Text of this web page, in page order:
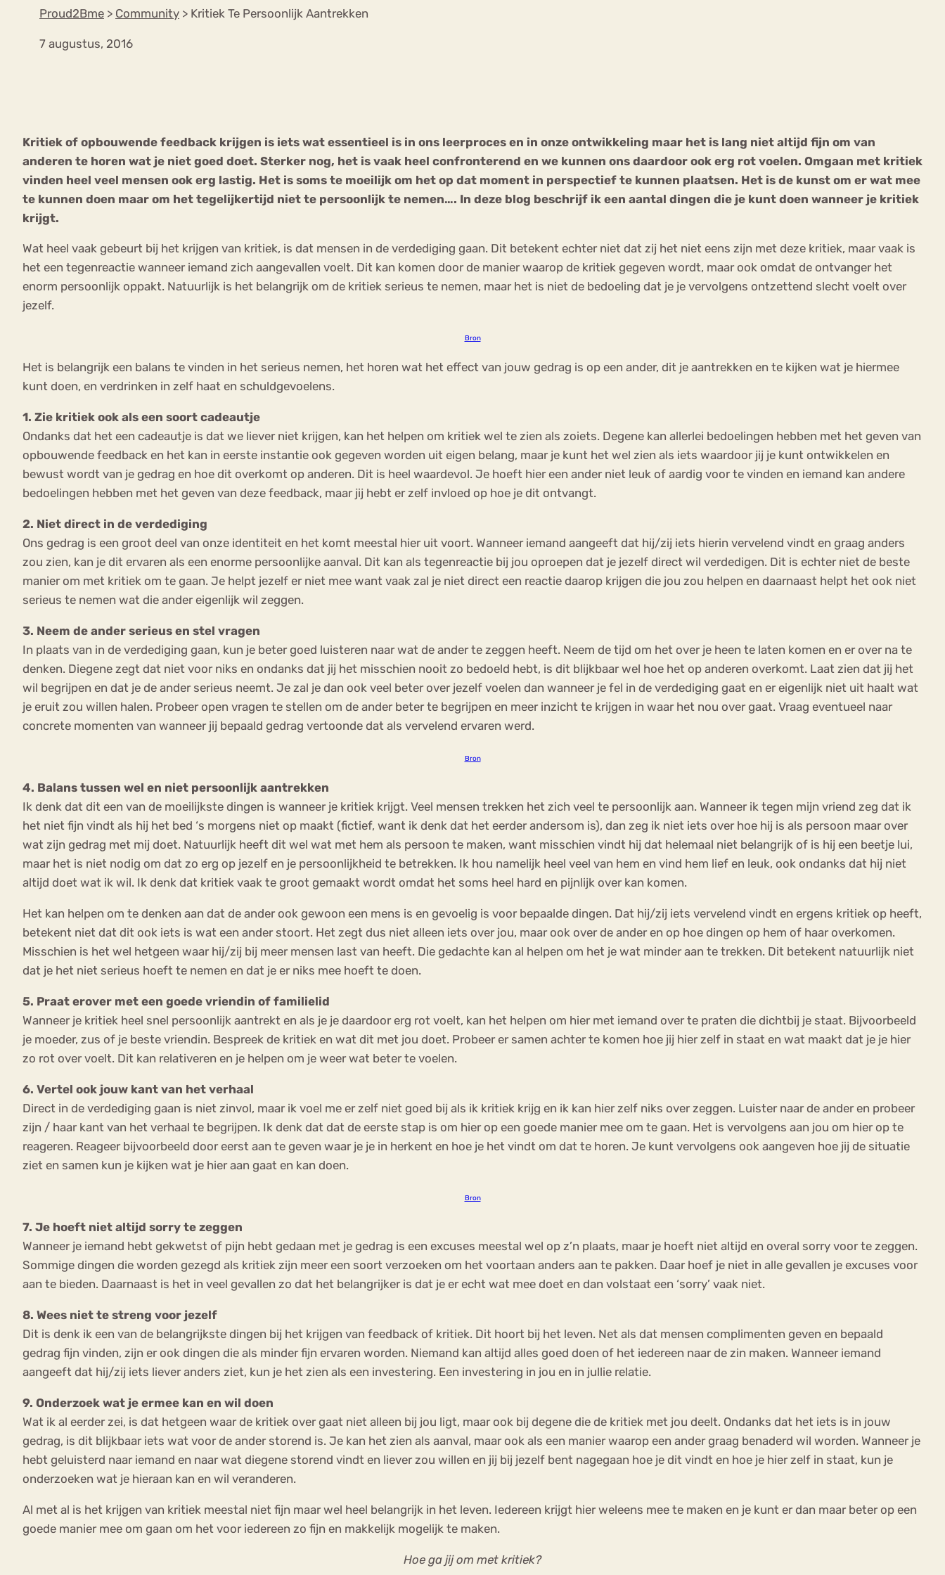
Proud2Bme > Community > Kritiek Te Persoonlijk Aantrekken
7 augustus, 2016
Kritiek of opbouwende feedback krijgen is iets wat essentieel is in ons leerproces en in onze ontwikkeling maar het is lang niet altijd fijn om van
anderen te horen wat je niet goed doet. Sterker nog, het is vaak heel confronterend en we kunnen ons daardoor ook erg rot voelen. Omgaan met kritiek
vinden heel veel mensen ook erg lastig. Het is soms te moeilijk om het op dat moment in perspectief te kunnen plaatsen. Het is de kunst om er wat mee
te kunnen doen maar om het tegelijkertijd niet te persoonlijk te nemen…. In deze blog beschrijf ik een aantal dingen die je kunt doen wanneer je kritiek
krijgt.
Wat heel vaak gebeurt bij het krijgen van kritiek, is dat mensen in de verdediging gaan. Dit betekent echter niet dat zij het niet eens zijn met deze kritiek, maar vaak is
het een tegenreactie wanneer iemand zich aangevallen voelt. Dit kan komen door de manier waarop de kritiek gegeven wordt, maar ook omdat de ontvanger het
enorm persoonlijk oppakt. Natuurlijk is het belangrijk om de kritiek serieus te nemen, maar het is niet de bedoeling dat je je vervolgens ontzettend slecht voelt over
jezelf.
Bron
Het is belangrijk een balans te vinden in het serieus nemen, het horen wat het effect van jouw gedrag is op een ander, dit je aantrekken en te kijken wat je hiermee
kunt doen, en verdrinken in zelf haat en schuldgevoelens.
1. Zie kritiek ook als een soort cadeautje
Ondanks dat het een cadeautje is dat we liever niet krijgen, kan het helpen om kritiek wel te zien als zoiets. Degene kan allerlei bedoelingen hebben met het geven van
opbouwende feedback en het kan in eerste instantie ook gegeven worden uit eigen belang, maar je kunt het wel zien als iets waardoor jij je kunt ontwikkelen en
bewust wordt van je gedrag en hoe dit overkomt op anderen. Dit is heel waardevol. Je hoeft hier een ander niet leuk of aardig voor te vinden en iemand kan andere
bedoelingen hebben met het geven van deze feedback, maar jij hebt er zelf invloed op hoe je dit ontvangt.
2. Niet direct in de verdediging
Ons gedrag is een groot deel van onze identiteit en het komt meestal hier uit voort. Wanneer iemand aangeeft dat hij/zij iets hierin vervelend vindt en graag anders
zou zien, kan je dit ervaren als een enorme persoonlijke aanval. Dit kan als tegenreactie bij jou oproepen dat je jezelf direct wil verdedigen. Dit is echter niet de beste
manier om met kritiek om te gaan. Je helpt jezelf er niet mee want vaak zal je niet direct een reactie daarop krijgen die jou zou helpen en daarnaast helpt het ook niet
serieus te nemen wat die ander eigenlijk wil zeggen.
3. Neem de ander serieus en stel vragen
In plaats van in de verdediging gaan, kun je beter goed luisteren naar wat de ander te zeggen heeft. Neem de tijd om het over je heen te laten komen en er over na te
denken. Diegene zegt dat niet voor niks en ondanks dat jij het misschien nooit zo bedoeld hebt, is dit blijkbaar wel hoe het op anderen overkomt. Laat zien dat jij het
wil begrijpen en dat je de ander serieus neemt. Je zal je dan ook veel beter over jezelf voelen dan wanneer je fel in de verdediging gaat en er eigenlijk niet uit haalt wat
je eruit zou willen halen. Probeer open vragen te stellen om de ander beter te begrijpen en meer inzicht te krijgen in waar het nou over gaat. Vraag eventueel naar
concrete momenten van wanneer jij bepaald gedrag vertoonde dat als vervelend ervaren werd.
Bron
4. Balans tussen wel en niet persoonlijk aantrekken
Ik denk dat dit een van de moeilijkste dingen is wanneer je kritiek krijgt. Veel mensen trekken het zich veel te persoonlijk aan. Wanneer ik tegen mijn vriend zeg dat ik
het niet fijn vindt als hij het bed ‘s morgens niet op maakt (fictief, want ik denk dat het eerder andersom is), dan zeg ik niet iets over hoe hij is als persoon maar over
wat zijn gedrag met mij doet. Natuurlijk heeft dit wel wat met hem als persoon te maken, want misschien vindt hij dat helemaal niet belangrijk of is hij een beetje lui,
maar het is niet nodig om dat zo erg op jezelf en je persoonlijkheid te betrekken. Ik hou namelijk heel veel van hem en vind hem lief en leuk, ook ondanks dat hij niet
altijd doet wat ik wil. Ik denk dat kritiek vaak te groot gemaakt wordt omdat het soms heel hard en pijnlijk over kan komen.
Het kan helpen om te denken aan dat de ander ook gewoon een mens is en gevoelig is voor bepaalde dingen. Dat hij/zij iets vervelend vindt en ergens kritiek op heeft,
betekent niet dat dit ook iets is wat een ander stoort. Het zegt dus niet alleen iets over jou, maar ook over de ander en op hoe dingen op hem of haar overkomen.
Misschien is het wel hetgeen waar hij/zij bij meer mensen last van heeft. Die gedachte kan al helpen om het je wat minder aan te trekken. Dit betekent natuurlijk niet
dat je het niet serieus hoeft te nemen en dat je er niks mee hoeft te doen.
5. Praat erover met een goede vriendin of familielid
Wanneer je kritiek heel snel persoonlijk aantrekt en als je je daardoor erg rot voelt, kan het helpen om hier met iemand over te praten die dichtbij je staat. Bijvoorbeeld
je moeder, zus of je beste vriendin. Bespreek de kritiek en wat dit met jou doet. Probeer er samen achter te komen hoe jij hier zelf in staat en wat maakt dat je je hier
zo rot over voelt. Dit kan relativeren en je helpen om je weer wat beter te voelen.
6. Vertel ook jouw kant van het verhaal
Direct in de verdediging gaan is niet zinvol, maar ik voel me er zelf niet goed bij als ik kritiek krijg en ik kan hier zelf niks over zeggen. Luister naar de ander en probeer
zijn / haar kant van het verhaal te begrijpen. Ik denk dat dat de eerste stap is om hier op een goede manier mee om te gaan. Het is vervolgens aan jou om hier op te
reageren. Reageer bijvoorbeeld door eerst aan te geven waar je je in herkent en hoe je het vindt om dat te horen. Je kunt vervolgens ook aangeven hoe jij de situatie
ziet en samen kun je kijken wat je hier aan gaat en kan doen.
Bron
7. Je hoeft niet altijd sorry te zeggen
Wanneer je iemand hebt gekwetst of pijn hebt gedaan met je gedrag is een excuses meestal wel op z’n plaats, maar je hoeft niet altijd en overal sorry voor te zeggen.
Sommige dingen die worden gezegd als kritiek zijn meer een soort verzoeken om het voortaan anders aan te pakken. Daar hoef je niet in alle gevallen je excuses voor
aan te bieden. Daarnaast is het in veel gevallen zo dat het belangrijker is dat je er echt wat mee doet en dan volstaat een ‘sorry’ vaak niet.
8. Wees niet te streng voor jezelf
Dit is denk ik een van de belangrijkste dingen bij het krijgen van feedback of kritiek. Dit hoort bij het leven. Net als dat mensen complimenten geven en bepaald
gedrag fijn vinden, zijn er ook dingen die als minder fijn ervaren worden. Niemand kan altijd alles goed doen of het iedereen naar de zin maken. Wanneer iemand
aangeeft dat hij/zij iets liever anders ziet, kun je het zien als een investering. Een investering in jou en in jullie relatie.
9. Onderzoek wat je ermee kan en wil doen
Wat ik al eerder zei, is dat hetgeen waar de kritiek over gaat niet alleen bij jou ligt, maar ook bij degene die de kritiek met jou deelt. Ondanks dat het iets is in jouw
gedrag, is dit blijkbaar iets wat voor de ander storend is. Je kan het zien als aanval, maar ook als een manier waarop een ander graag benaderd wil worden. Wanneer je
hebt geluisterd naar iemand en naar wat diegene storend vindt en liever zou willen en jij bij jezelf bent nagegaan hoe je dit vindt en hoe je hier zelf in staat, kun je
onderzoeken wat je hieraan kan en wil veranderen.
Al met al is het krijgen van kritiek meestal niet fijn maar wel heel belangrijk in het leven. Iedereen krijgt hier weleens mee te maken en je kunt er dan maar beter op een
goede manier mee om gaan om het voor iedereen zo fijn en makkelijk mogelijk te maken.
Hoe ga jij om met kritiek?
Orthorexia
Afvallen Angst